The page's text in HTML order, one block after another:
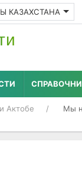
КАЗАХСТАНА
Актобе
Мы